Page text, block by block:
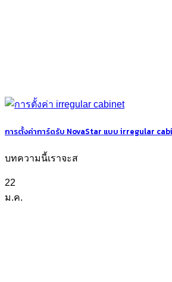
การตั้งค่าการ์ดรับ NovaStar แบบ irregular
บทความนี้เราจะส
22
ม.ค.